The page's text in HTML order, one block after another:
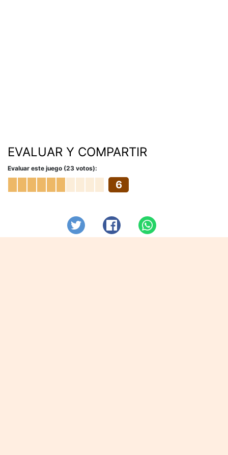
EVALUAR Y COMPARTIR
Evaluar este juego (23 votos):
6